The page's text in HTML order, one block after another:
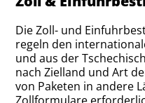
Die Zoll- und
regeln den
und aus der
nach Zielland und Art
von Paketen in andere